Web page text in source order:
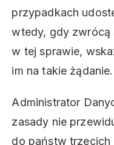
przypadkach
wtedy, gdy zwrócą
w tej sprawie,
im na takie żądanie.
Administrator
zasady nie
do państw trzecich